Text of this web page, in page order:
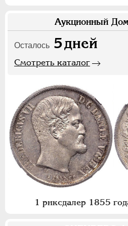
Аукционный
Осталось 5дней
Смотреть каталог
1 риксдалер 1855